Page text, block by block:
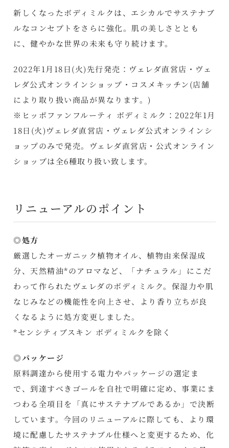
新しくなったボディミルクは、エシカルでサステナブ
ルなコンセプトをさらに強化。肌の美しさととも
に、健やかな世界の未来も守り続けます。
2022年1月18日(火)先行発売：ヴェレダ直営店・ヴェ
レダ公式オンラインショップ・コスメキッチン(店舗
により取り扱い商品が異なります。)
※ヒッポファンフルーティ ボディミルク：2022年1月
18日(火)ヴェレダ直営店・ヴェレダ公式オンラインシ
ョップのみで発売。ヴェレダ直営店・公式オンライン
ショップは全6種取り扱い致します。
リニューアルのポイント
◎処方
厳選したオーガニック植物オイル、植物由来保湿成
分、天然精油*のアロマなど、「ナチュラル」にこだ
わって作られたヴェレダのボディミルク。保湿力や肌
なじみなどの機能性を向上させ、より香り立ちが良
くなるように処方変更しました。
*センシティブスキン ボディミルクを除く
◎パッケージ
原料調達から使用する電力やパッケージの選定ま
で、到達すべきゴールを自社で明確に定め、事業にま
つわる全項目を「真にサステナブルであるか」で決断
しています。今回のリニューアルに際しても、より環
境に配慮したサステナブル仕様へと変更するため、化